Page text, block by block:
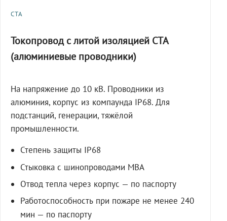
СТА
Токопровод с литой изоляцией СТА
(алюминиевые проводники)
На напряжение до 10 кВ. Проводники из
алюминия, корпус из компаунда IP68. Для
подстанций, генерации, тяжёлой
промышленности.
Степень защиты IP68
Стыковка с шинопроводами МВА
Отвод тепла через корпус — по паспорту
Работоспособность при пожаре не менее 240
мин — по паспорту